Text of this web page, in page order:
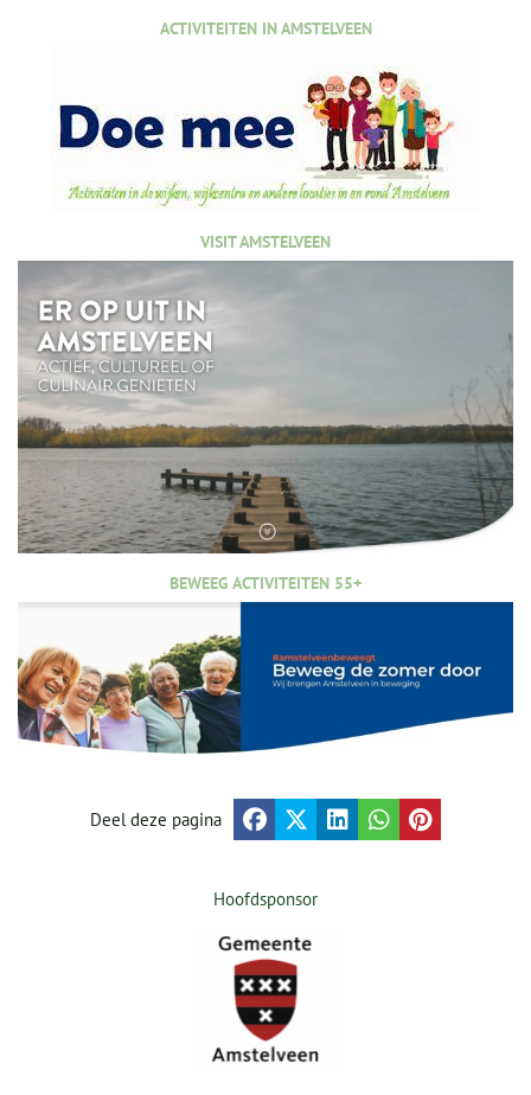
ACTIVITEITEN IN AMSTELVEEN
VISIT AMSTELVEEN
BEWEEG ACTIVITEITEN 55+
Deel deze pagina
Hoofdsponsor